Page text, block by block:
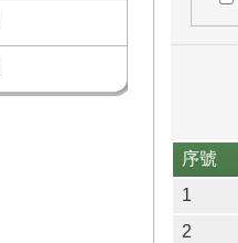
序號
1
2